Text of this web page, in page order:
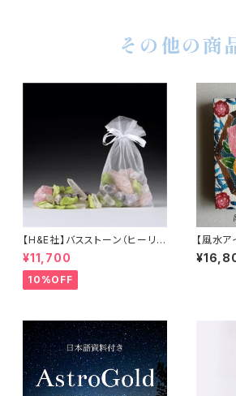
その他の商
【H&E社】バスストーン（ヒーリン
グ）
¥11,700
10%OFF
【風水
を、紅
サポー